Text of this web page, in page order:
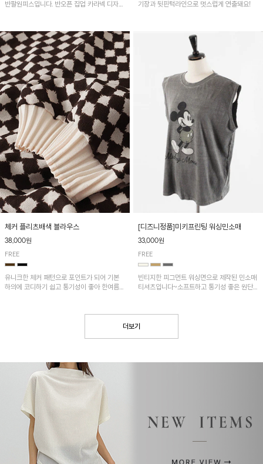
반팔원피스입니다. 반오픈 집업 카라넥 디자인
줘요~
기장과 뒷핀턱라인으로 멋스럽게 연출돼요!
체커 플리츠배색 블라우스
38,000원
FREE
유니크한 체커 패턴으로 포인트가 되어 기본
하의에 코디하기 쉽고 통기성이 좋아 한여름에
[디즈니정품]미키프린팅 워싱민소매
33,000원
FREE
빈티지한 피그먼트 워싱면으로 제작된 민소매
티셔츠입니다~소프트하고 통기성 좋은 원단
더보기